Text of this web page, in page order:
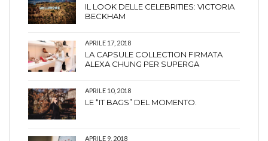
IL LOOK DELLE CELEBRITIES: VICTORIA
BECKHAM
APRILE 17, 2018
LA CAPSULE COLLECTION FIRMATA
ALEXA CHUNG PER SUPERGA
APRILE 10, 2018
LE “IT BAGS” DEL MOMENTO.
APRILE 9, 2018